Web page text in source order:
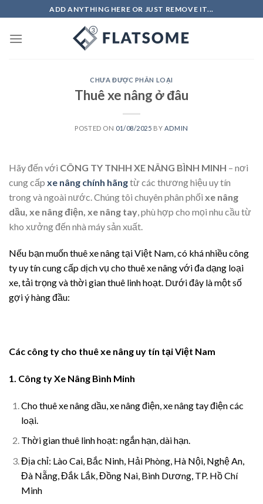
to
content
ADD ANYTHING HERE OR JUST REMOVE IT...
CHƯA ĐƯỢC PHÂN LOẠI
Thuê xe nâng ở đâu
POSTED ON 01/08/2025 BY ADMIN
Hãy đến với CÔNG TY TNHH XE NÂNG BÌNH MINH – nơi
cung cấp xe nâng chính hãngtừ các thương hiệu uy tín
trong và ngoài nước. Chúng tôi chuyên phân phối xe nâng
dầu, xe nâng điện, xe nâng tay , phù hợp cho mọi nhu cầu từ
kho xưởng đến nhà máy sản xuất.
Nếu bạn muốn thuê xe nâng tại Việt Nam, có khá nhiều công
ty uy tín cung cấp dịch vụ cho thuê xe nâng với đa dạng loại
xe, tải trọng và thời gian thuê linh hoạt. Dưới đây là một số
gợi ý hàng đầu:
Các công ty cho thuê xe nâng uy tín tại Việt Nam
1. Công ty Xe Nâng Bình Minh
Cho thuê xe nâng dầu, xe nâng điện, xe nâng tay điện các
loại.
Thời gian thuê linh hoạt: ngắn hạn, dài hạn.
Địa chỉ: Lào Cai, Bắc Ninh, Hải Phòng, Hà Nội, Nghệ An,
Đà Nẵng, Đắk Lắk, Đồng Nai, Bình Dương, TP. Hồ Chí
Minh